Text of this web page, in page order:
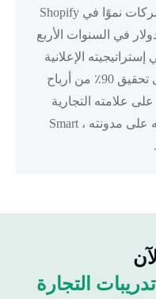
اليوم ، يدير واحدة من أسرع الشركات نموًا في Shopify
من 59 مليون دولار في السنوات الأربع
الإعلانية
على Facebook و Instagram إلى تحقيق 90٪ من أرباح
علامته التجارية
الخاصة ، فإنه يشارك انتصاراته على مدونته ، Smart
التجارة